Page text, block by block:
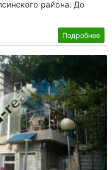
района. До
Подробнее